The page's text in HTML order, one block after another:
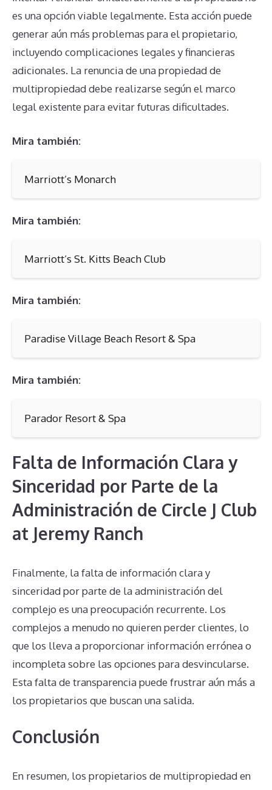
es una opción viable legalmente. Esta acción puede
generar aún más problemas para el propietario,
incluyendo complicaciones legales y financieras
adicionales. La renuncia de una propiedad de
multipropiedad debe realizarse según el marco
legal existente para evitar futuras dificultades.
Mira también:
Marriott’s Monarch
Mira también:
Marriott’s St. Kitts Beach Club
Mira también:
Paradise Village Beach Resort & Spa
Mira también:
Parador Resort & Spa
Falta de Información Clara y
Sinceridad por Parte de la
Administración de Circle J Club
at Jeremy Ranch
Finalmente, la falta de información clara y
sinceridad por parte de la administración del
complejo es una preocupación recurrente. Los
complejos a menudo no quieren perder clientes, lo
que los lleva a proporcionar información errónea o
incompleta sobre las opciones para desvincularse.
Esta falta de transparencia puede frustrar aún más a
los propietarios que buscan una salida.
Conclusión
En resumen, los propietarios de multipropiedad en